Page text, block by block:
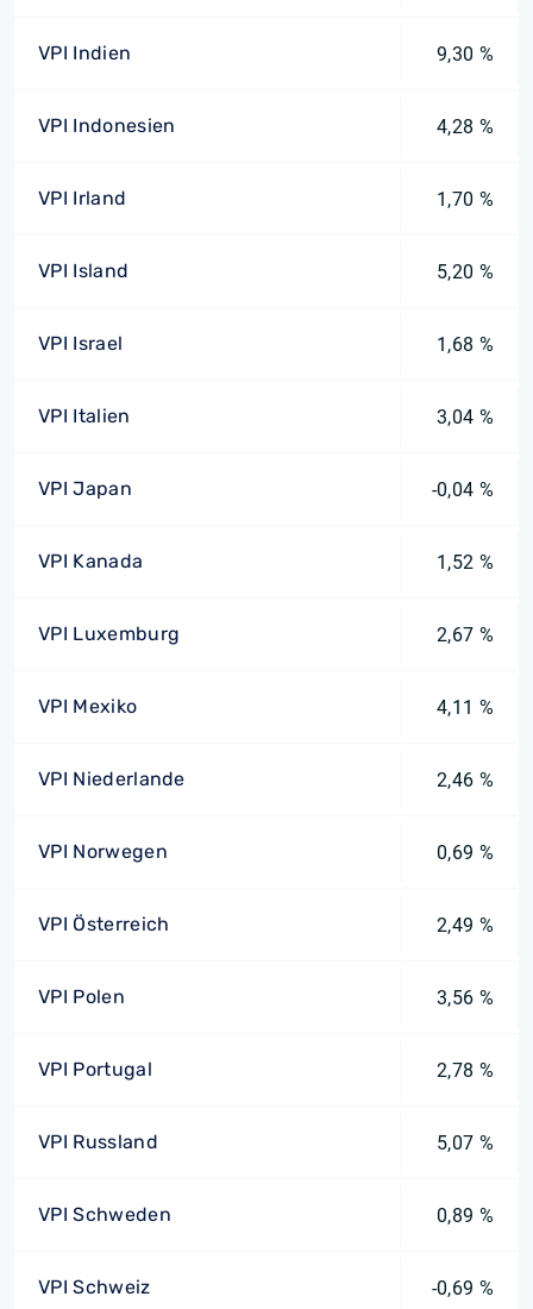
VPI Indien 9,30 %
VPI Indonesien 4,28 %
VPI Irland 1,70 %
VPI Island 5,20 %
VPI Israel 1,68 %
VPI Italien 3,04 %
VPI Japan -0,04 %
VPI Kanada 1,52 %
VPI Luxemburg 2,67 %
VPI Mexiko 4,11 %
VPI Niederlande 2,46 %
VPI Norwegen 0,69 %
VPI Österreich 2,49 %
VPI Polen 3,56 %
VPI Portugal 2,78 %
VPI Russland 5,07 %
VPI Schweden 0,89 %
VPI Schweiz -0,69 %